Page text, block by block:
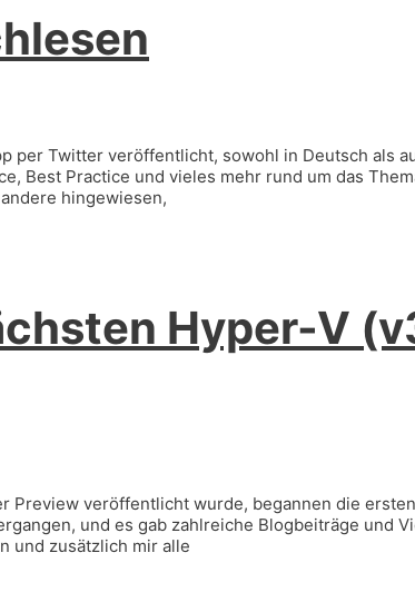
per Twitter veröffentlicht, sowohl in Deutsch als
Best Practice und vieles mehr rund um das
hingewiesen,
Hyper-V
Preview veröffentlicht wurde, begannen die ersten
und es gab zahlreiche Blogbeiträge und
und zusätzlich mir alle